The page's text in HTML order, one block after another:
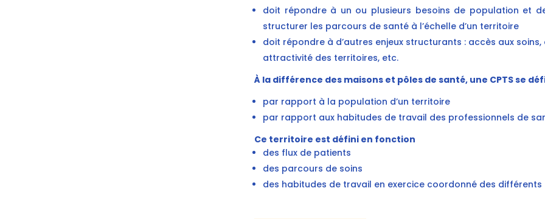
doit répondre à un ou plusieurs besoins de population et
structurer les parcours de santé à l’échelle d’un territoire
doit répondre à d’autres enjeux structurants : accès aux
attractivité des territoires, etc.
À la différence des maisons et pôles de santé, une CPTS se
par rapport à la population d’un territoire
par rapport aux habitudes de travail des professionnels de
Ce territoire est défini en fonction
des flux de patients
des parcours de soins
des habitudes de travail en exercice coordonné des